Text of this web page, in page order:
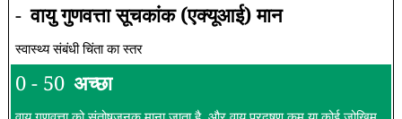
- वायु गुणवत्ता सूचकांक (एक्यूआई) मान
स्वास्थ्य संबंधी चिंता का स्तर
0 - 50 अच्छा